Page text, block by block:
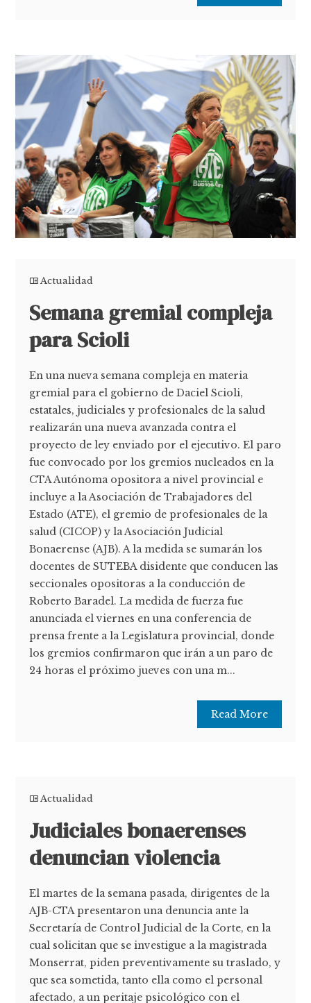
Actualidad
Semana gremial compleja
para Scioli
En una nueva semana compleja en materia
gremial para el gobierno de Daciel Scioli,
estatales, judiciales y profesionales de la salud
realizarán una nueva avanzada contra el
proyecto de ley enviado por el ejecutivo. El paro
fue convocado por los gremios nucleados en la
CTA Autónoma opositora a nivel provincial e
incluye a la Asociación de Trabajadores del
Estado (ATE), el gremio de profesionales de la
salud (CICOP) y la Asociación Judicial
Bonaerense (AJB). A la medida se sumarán los
docentes de SUTEBA disidente que conducen las
seccionales opositoras a la conducción de
Roberto Baradel. La medida de fuerza fue
anunciada el viernes en una conferencia de
prensa frente a la Legislatura provincial, donde
los gremios confirmaron que irán a un paro de
24 horas el próximo jueves con una m...
Read More
Actualidad
Judiciales bonaerenses
denuncian violencia
El martes de la semana pasada, dirigentes de la
AJB-CTA presentaron una denuncia ante la
Secretaría de Control Judicial de la Corte, en la
cual solicitan que se investigue a la magistrada
Monserrat, piden preventivamente su traslado, y
que sea sometida, tanto ella como el personal
afectado, a un peritaje psicológico con el